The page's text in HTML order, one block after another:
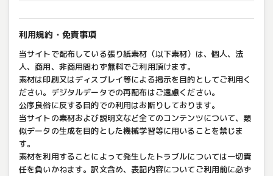
利用規約・免責事項
当サイトで配布している張り紙素材（以下素材）は、個人、法
人、商用、非商用問わず無料でご利用頂けます。
素材は印刷又はディスプレイ等による掲示を目的としてご利用く
ださい。デジタルデータでの再配布はご遠慮ください。
公序良俗に反する目的での利用はお断りしております。
当サイトの素材および説明文など全てのコンテンツについて、類
似データの生成を目的とした機械学習等に用いることを禁じま
す。
素材を利用することによって発生したトラブルについては一切責
任を負いかねます。訳文含め、表記内容についてご利用前に必ず